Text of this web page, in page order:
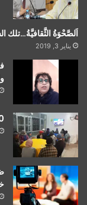
اَلصَّحْوَةُ الثَّقافيَّةُ…تلك
يناير 3, 2019
50 مُشرّدًا